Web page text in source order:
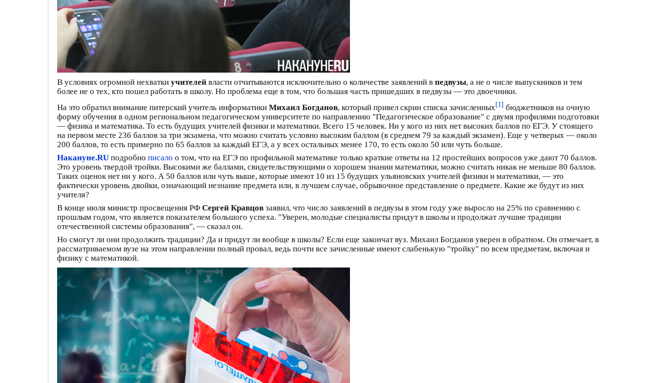
В условиях огромной нехватки учителей власти отчитываются исключительно о количестве заявлений в педвузы, а не о числе выпускников и тем
более не о тех, кто пошел работать в школу. Но проблема еще в том, что большая часть пришедших в педвузы — это двоечники.
На это обратил внимание питерский учитель информатики Михаил Богданов, который привел скрин списка зачисленных[1] бюджетников на очную
форму обучения в одном региональном педагогическом университете по направлению "Педагогическое образование" с двумя профилями подготовки
— физика и математика. То есть будущих учителей физики и математики. Всего 15 человек. Ни у кого из них нет высоких баллов по ЕГЭ. У стоящего
на первом месте 236 баллов за три экзамена, что можно считать условно высоким баллом (в среднем 79 за каждый экзамен). Еще у четверых — около
200 баллов, то есть примерно по 65 баллов за каждый ЕГЭ, а у всех остальных менее 170, то есть около 50 или чуть больше.
Накануне.RU подробно писало о том, что на ЕГЭ по профильной математике только краткие ответы на 12 простейших вопросов уже дают 70 баллов.
Это уровень твердой тройки. Высокими же баллами, свидетельствующими о хорошем знании математики, можно считать никак не меньше 80 баллов.
Таких оценок нет ни у кого. А 50 баллов или чуть выше, которые имеют 10 из 15 будущих ульяновских учителей физики и математики, — это
фактически уровень двойки, означающий незнание предмета или, в лучшем случае, обрывочное представление о предмете. Какие же будут из них
учителя?
В конце июля министр просвещения РФ Сергей Кравцов заявил, что число заявлений в педвузы в этом году уже выросло на 25% по сравнению с
прошлым годом, что является показателем большого успеха. "Уверен, молодые специалисты придут в школы и продолжат лучшие традиции
отечественной системы образования", — сказал он.
Но смогут ли они продолжить традиции? Да и придут ли вообще в школы? Если еще закончат вуз. Михаил Богданов уверен в обратном. Он отмечает, в
рассматриваемом вузе на этом направлении полный провал, ведь почти все зачисленные имеют слабенькую "тройку" по всем предметам, включая и
физику с математикой.